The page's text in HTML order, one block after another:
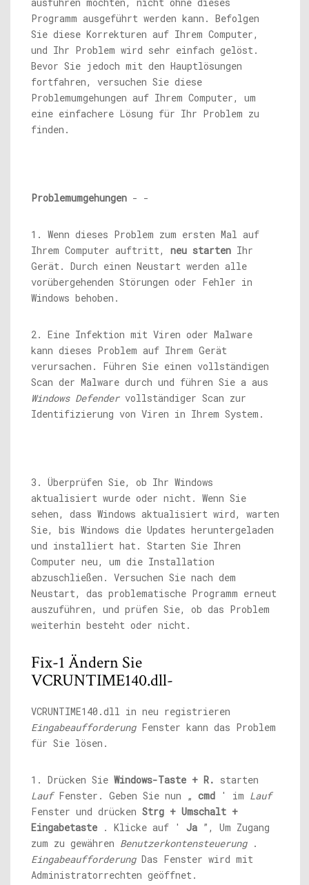
Programm ausgeführt werden kann. Befolgen
Sie diese Korrekturen auf Ihrem Computer,
und Ihr Problem wird sehr einfach gelöst.
Bevor Sie jedoch mit den Hauptlösungen
fortfahren, versuchen Sie diese
Problemumgehungen auf Ihrem Computer, um
eine einfachere Lösung für Ihr Problem zu
finden.
Problemumgehungen - -
1. Wenn dieses Problem zum ersten Mal auf
Ihrem Computer auftritt, neu starten Ihr
Gerät. Durch einen Neustart werden alle
vorübergehenden Störungen oder Fehler in
Windows behoben.
2. Eine Infektion mit Viren oder Malware
kann dieses Problem auf Ihrem Gerät
verursachen. Führen Sie einen vollständigen
Scan der Malware durch und führen Sie a aus
Windows Defendervollständiger Scan zur
Identifizierung von Viren in Ihrem System.
3. Überprüfen Sie, ob Ihr Windows
aktualisiert wurde oder nicht. Wenn Sie
sehen, dass Windows aktualisiert wird, warten
Sie, bis Windows die Updates heruntergeladen
und installiert hat. Starten Sie Ihren
Computer neu, um die Installation
abzuschließen. Versuchen Sie nach dem
Neustart, das problematische Programm erneut
auszuführen, und prüfen Sie, ob das Problem
weiterhin besteht oder nicht.
Fix-1 Ändern Sie
VCRUNTIME140.dll-
VCRUNTIME140.dll in neu registrieren
EingabeaufforderungFenster kann das Problem
für Sie lösen.
1. Drücken Sie Windows-Taste + R. starten
LaufFenster. Geben Sie nun „ cmd ' im Lauf
Fenster und drücken Strg + Umschalt +
Eingabetaste . Klicke auf ' Ja ”, Um Zugang
zum zu gewähren Benutzerkontensteuerung.
EingabeaufforderungDas Fenster wird mit
Administratorrechten geöffnet.